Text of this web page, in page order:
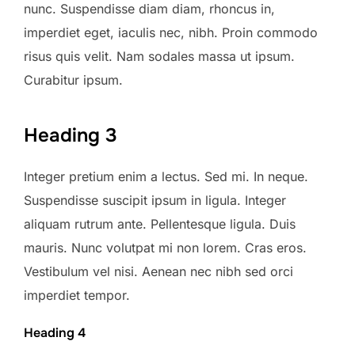
nunc. Suspendisse diam diam, rhoncus in,
imperdiet eget, iaculis nec, nibh. Proin commodo
risus quis velit. Nam sodales massa ut ipsum.
Curabitur ipsum.
Heading 3
Integer pretium enim a lectus. Sed mi. In neque.
Suspendisse suscipit ipsum in ligula. Integer
aliquam rutrum ante. Pellentesque ligula. Duis
mauris. Nunc volutpat mi non lorem. Cras eros.
Vestibulum vel nisi. Aenean nec nibh sed orci
imperdiet tempor.
Heading 4